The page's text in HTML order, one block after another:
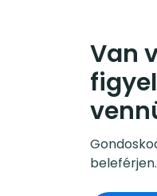
Van
beleférjen.